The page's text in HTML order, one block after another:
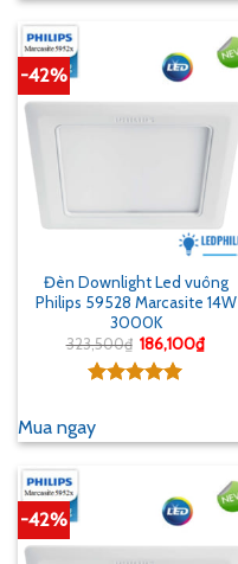
-42%
Đèn Downlight Led vuông
Philips 59528 Marcasite 14W
3000K
323,500₫ Giá
gốc
là:
186,100₫Giá
hiện
5 sao
Mua ngay
-42%